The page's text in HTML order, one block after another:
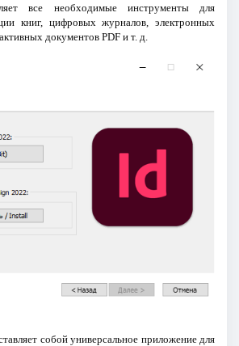
все необходимые инструменты для
книг, цифровых журналов, электронных
документов PDF и т. д.
собой универсальное приложение для